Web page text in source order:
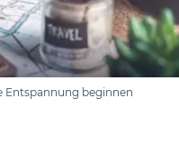
Entspannung beginnen